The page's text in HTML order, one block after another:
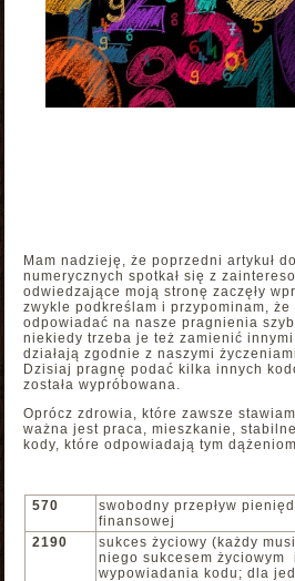
Mam nadzieję, że poprzedni artykuł
numerycznych spotkał się z
odwiedzające moją stronę zaczęły
zwykle podkreślam i przypominam,
odpowiadać na nasze pragnienia
niekiedy trzeba je też zamienić
działają zgodnie z naszymi
Dzisiaj pragnę podać kilka innych
została wypróbowana.
Oprócz zdrowia, które zawsze
ważna jest praca, mieszkanie,
kody, które odpowiadają tym dążeniom.
570
swobodny przepływ
finansowej
2190
sukces życiowy (każdy
niego sukcesem życiowym
wypowiadania kodu; dla